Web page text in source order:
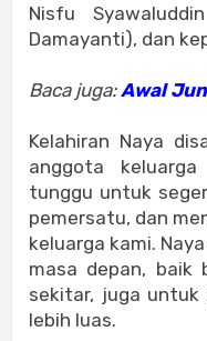
Nisfu
Damayanti), dan
Baca juga:Awal
Kelahiran Naya
anggota
tunggu untuk
pemersatu, dan
keluarga kami.
masa depan, baik
sekitar, juga untuk
lebih luas.